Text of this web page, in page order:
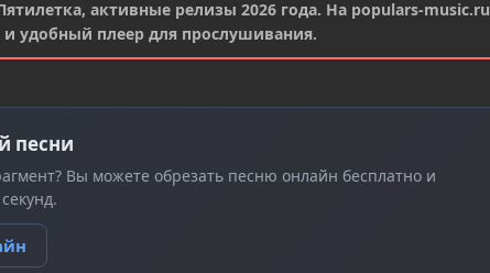
активные релизы 2026 года. На populars-music.ru
удобный плеер для прослушивания.
песни
Вы можете обрезать песню онлайн бесплатно и